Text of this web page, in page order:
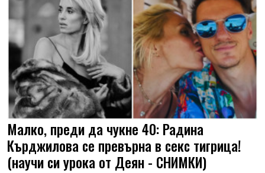
Малко, преди да чукне 40: Радина
Кърджилова се превърна в секс тигрица!
(научи си урока от Деян - СНИМКИ)